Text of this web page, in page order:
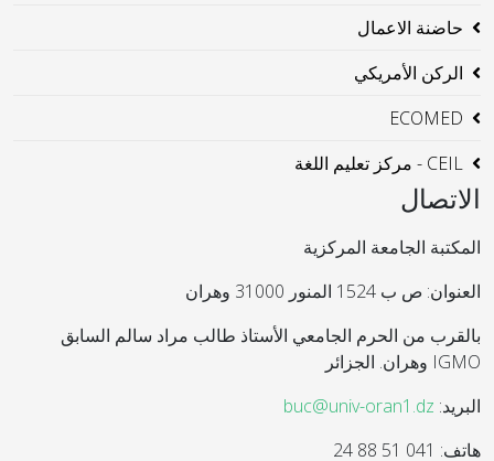
حاضنة الاعمال
الركن الأمريكي
ECOMED
CEIL - مركز تعليم اللغة
الاتصال
المكتبة الجامعة المركزية
العنوان: ص ب 1524 المنور 31000 وهران
بالقرب من الحرم الجامعي الأستاذ طالب مراد سالم السابق
IGMO وهران. الجزائر
البريد: buc@univ-oran1.dz
هاتف: 041 51 88 24